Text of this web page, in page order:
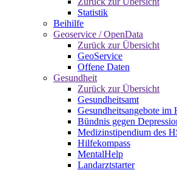
Statistik
Beihilfe
Geoservice / OpenData
Zurück zur Übersicht
GeoService
Offene Daten
Gesundheit
Zurück zur Übersicht
Gesundheitsamt
Gesundheitsangebote im
Bündnis gegen
Medizinstipendium des
Hilfekompass
MentalHelp
Landarztstarter